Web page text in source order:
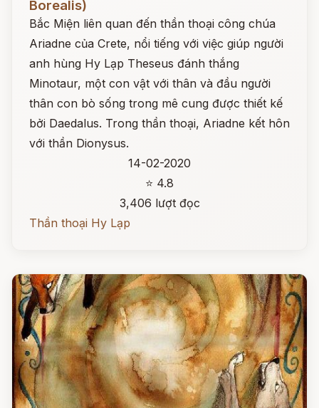
Borealis)
Bắc Miện liên quan đến thần thoại công chúa
Ariadne của Crete, nổi tiếng với việc giúp người
anh hùng Hy Lạp Theseus đánh thắng
Minotaur, một con vật với thân và đầu người
thân con bò sống trong mê cung được thiết kế
bởi Daedalus. Trong thần thoại, Ariadne kết hôn
với thần Dionysus.
14-02-2020
⭐ 4.8
3,406 lượt đọc
Thần thoại Hy Lạp